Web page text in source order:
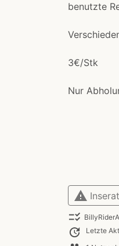
benutzte
3€/Stk
Nur
warning
checklist_rtl
update Letzte